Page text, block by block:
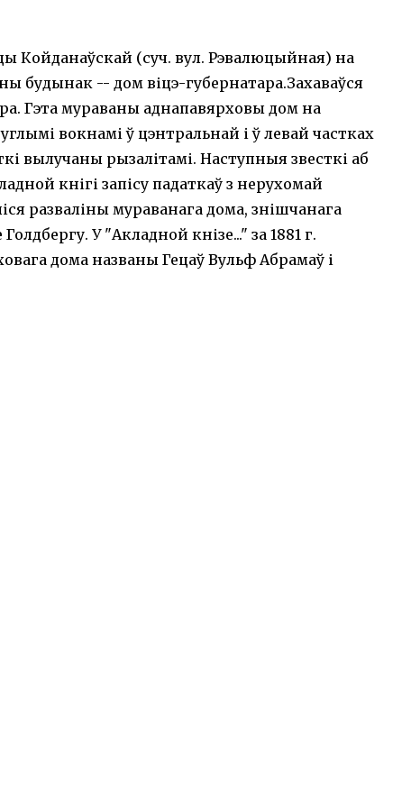
Койданаўскай (суч. вул. Рэвалюцыйная) на
будынак -- дом віцэ-губернатара.Захаваўся
Гэта мураваны аднапавярховы дом на
вокнамі ў цэнтральнай і ў левай частках
вылучаны рызалітамі. Наступныя звесткі аб
кнігі запісу падаткаў з нерухомай
разваліны мураванага дома, знішчанага
У "Акладной кнізе..." за 1881 г.
дома названы Гецаў Вульф Абрамаў і